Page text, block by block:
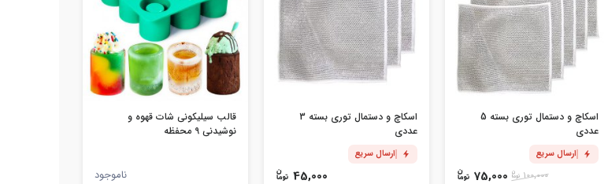
اسکاچ و دستمال توری بسته 5
عددی
ارسال سریع
100,000
75,000
اسکاچ و دستمال توری بسته 3
عددی
ارسال سریع
45,000
قالب سیلیکونی شات قهوه و
نوشیدنی 9 محفظه
ناموجود